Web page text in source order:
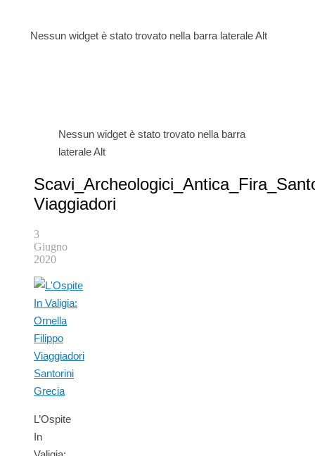
Nessun widget è stato trovato nella barra laterale Alt
Nessun widget è stato trovato nella barra
laterale Alt
Viaggiadori
3
Giugno
2020
L’Ospite
In